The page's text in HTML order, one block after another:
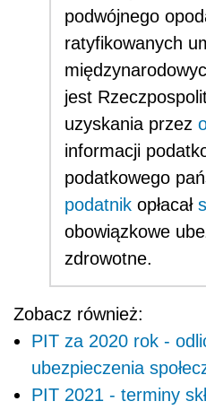
podwójnego
ratyfikowanych
jest
uzyskania przez
informacji
podatkowego
podatnik opłacał
obowiązkowe
zdrowotne.
Zobacz również:
PIT za 2020 rok -
ubezpieczenia
PIT 2021 - terminy